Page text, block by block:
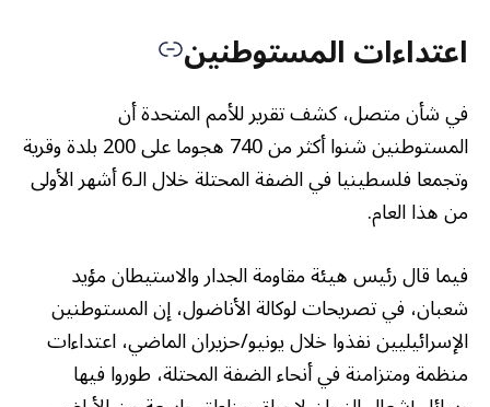
اعتداءات المستوطنين
في شأن متصل، كشف تقرير للأمم المتحدة أن
المستوطنين شنوا أكثر من 740 هجوما على 200 بلدة وقرية
وتجمعا فلسطينيا في الضفة المحتلة خلال الـ6 أشهر الأولى
من هذا العام.
فيما قال رئيس هيئة مقاومة الجدار والاستيطان مؤيد
شعبان، في تصريحات لوكالة الأناضول، إن المستوطنين
الإسرائيليين نفذوا خلال يونيو/حزيران الماضي، اعتداءات
منظمة ومتزامنة في أنحاء الضفة المحتلة، طوروا فيها